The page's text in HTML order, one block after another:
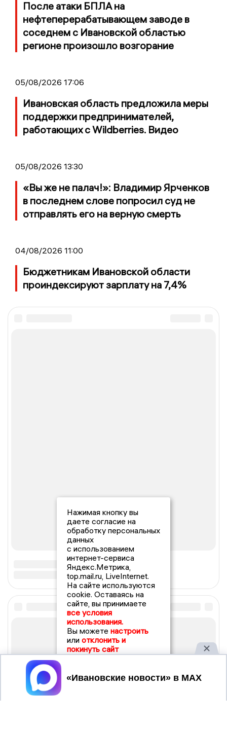
После атаки БПЛА на
нефтеперерабатывающем заводе в
соседнем с Ивановской областью
регионе произошло возгорание
05/08/2026 17:06
Ивановская область предложила меры
поддержки предпринимателей,
работающих с Wildberries. Видео
05/08/2026 13:30
«Вы же не палач!»: Владимир Ярченков
в последнем слове попросил суд не
отправлять его на верную смерть
04/08/2026 11:00
Бюджетникам Ивановской области
проиндексируют зарплату на 7,4%
Нажимая кнопку вы
даете согласие на
обработку персональных
данных
с использованием
интернет-сервиса
Яндекс.Метрика,
top.mail.ru, LiveInternet.
На сайте используются
cookie. Оставаясь на
сайте, вы принимаете
все условия
использования.
Вы можете настроить
или отклонить и
покинуть сайт
Принять